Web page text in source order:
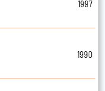
1997
1990